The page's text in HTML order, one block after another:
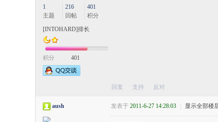
1
主题
216
回帖
401
积分
[INTOHARD]排长
积分 401
回复 支持 反对
aush 发表于 2011-6-27 14:28:03 显示全部楼